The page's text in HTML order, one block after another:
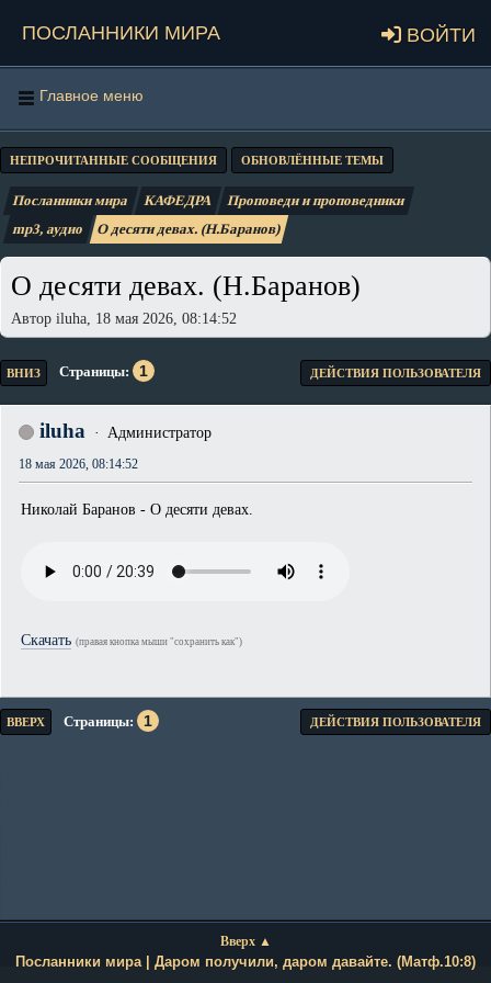
Посланники мира Войти
Главное меню
НЕПРОЧИТАННЫЕ СООБЩЕНИЯ ОБНОВЛЁННЫЕ ТЕМЫ
Посланники мира КАФЕДРА
Проповеди и проповедники
mp3, аудио
О десяти девах. (Н.Баранов)
О десяти девах. (Н.Баранов)
Автор iluha, 18 мая 2026, 08:14:52
ВНИЗ Страницы 1 ДЕЙСТВИЯ ПОЛЬЗОВАТЕЛЯ
iluha Администратор
18 мая 2026, 08:14:52
Николай Баранов - О десяти девах.
Скачать (правая кнопка мыши "сохранить как")
ВВЕРХ Страницы 1 ДЕЙСТВИЯ ПОЛЬЗОВАТЕЛЯ
Вверх ▲
Посланники мира | Даром получили, даром давайте. (Матф.10:8)